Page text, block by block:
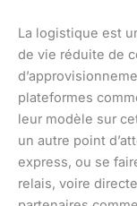
La logistique est
de vie réduite de
plateformes
leur modèle sur
un autre point
express, ou se
relais, voire